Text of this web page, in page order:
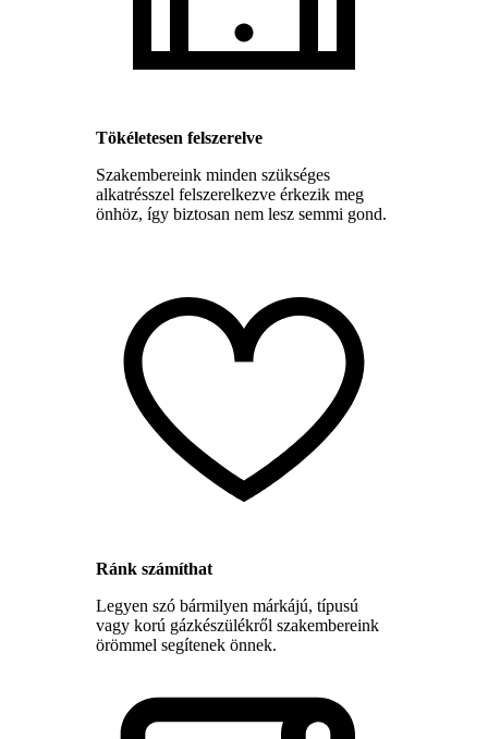
Tökéletesen felszerelve
Szakembereink minden szükséges
alkatrésszel felszerelkezve érkezik meg
önhöz, így biztosan nem lesz semmi gond.
Ránk számíthat
Legyen szó bármilyen márkájú, típusú
vagy korú gázkészülékről szakembereink
örömmel segítenek önnek.